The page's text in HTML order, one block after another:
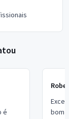
é
bom